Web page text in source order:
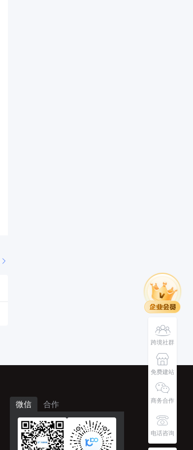
跨境社群
免费建站
商务合作
电话咨询
微信 合作